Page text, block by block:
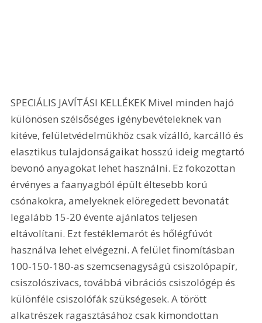
SPECIÁLIS JAVÍTÁSI KELLÉKEK Mivel minden hajó
különösen szélsőséges igénybevételeknek van
kitéve, felületvédelmükhöz csak vízálló, karcálló és
elasztikus tulajdonságaikat hosszú ideig megtartó
bevonó anyagokat lehet használni. Ez fokozottan
érvényes a faanyagból épült éltesebb korú
csónakokra, amelyeknek elöregedett bevonatát
legalább 15-20 évente ajánlatos teljesen
eltávolítani. Ezt festéklemarót és hőlégfúvót
használva lehet elvégezni. A felület finomításban
100-150-180-as szemcsenagyságú csiszolópapír,
csiszolószivacs, továbbá vibrációs csiszológép és
különféle csiszolófák szükségesek. A törött
alkatrészek ragasztásához csak kimondottan